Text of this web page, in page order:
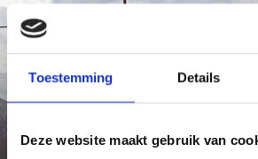
Toestemming Details
Deze website maakt gebruik van
Met de kabelbaan naar St. Martin im
de wandel- ...